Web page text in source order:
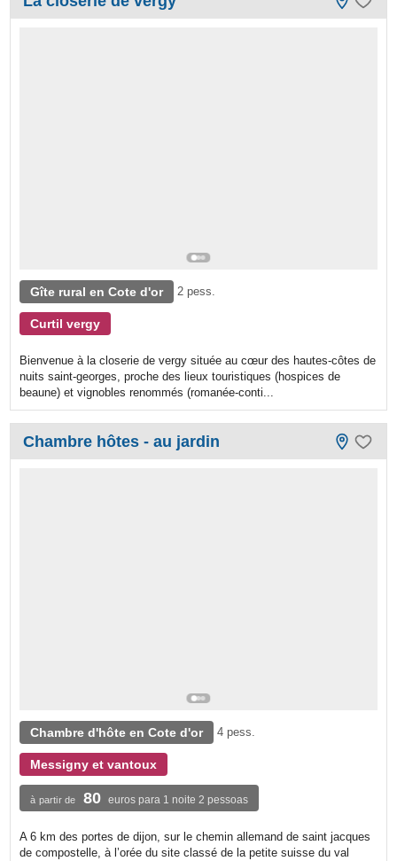
Gîte rural en Cote d'or 2 pess.
Curtil vergy
Bienvenue à la closerie de vergy située au cœur des hautes-côtes de
nuits saint-georges, proche des lieux touristiques (hospices de
beaune) et vignobles renommés (romanée-conti...
Chambre hôtes - au jardin
Chambre d'hôte en Cote d'or 4 pess.
Messigny et vantoux
à partir de 80 euros para 1 noite 2 pessoas
A 6 km des portes de dijon, sur le chemin allemand de saint jacques
de compostelle, à l’orée du site classé de la petite suisse du val